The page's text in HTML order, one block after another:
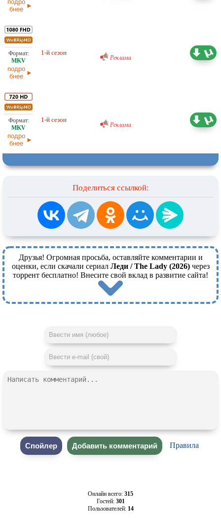
подро
бнее
подро
бнее
1-й сезон
Реклама
подро
бнее
1-й сезон
Реклама
Поделиться ссылкой:
Друзья! Огромная просьба, оставляйте комментарии и
оценки, если скачали сериал Леди / The Lady (2026)через
торрент бесплатно! Внесите свой вклад в развитие сайта!
Правила
Онлайн всего: 315
Гостей: 301
Пользователей: 14